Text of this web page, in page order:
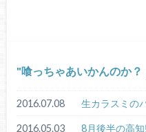
喰っちゃあいかんのか？
2016.07.08 生カラスミの
2016.05.03 8月後半の高